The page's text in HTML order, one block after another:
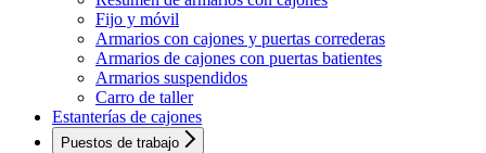
Fijo y móvil
Armarios con cajones y puertas correderas
Armarios de cajones con puertas batientes
Armarios suspendidos
Carro de taller
Estanterías de cajones
Puestos de trabajo